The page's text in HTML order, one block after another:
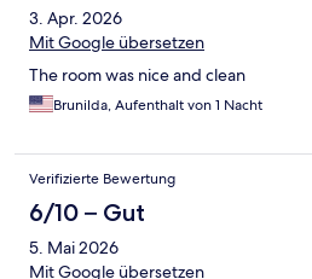
3. Apr. 2026
Mit Google übersetzen
The room was nice and clean
Brunilda, Aufenthalt von 1 Nacht
Verifizierte Bewertung
6/10 – Gut
5. Mai 2026
Mit Google übersetzen